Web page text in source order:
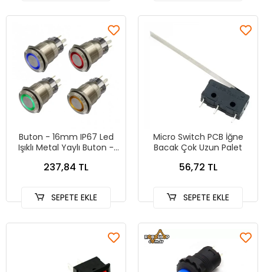
Buton - 16mm IP67 Led
Işıklı Metal Yaylı Buton -
237,84 TL
SEPETE EKLE
Micro Switch PCB İğne
Bacak Çok Uzun Palet
56,72 TL
SEPETE EKLE